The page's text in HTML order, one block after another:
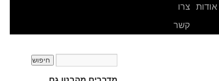
אודות
צרו
קשר